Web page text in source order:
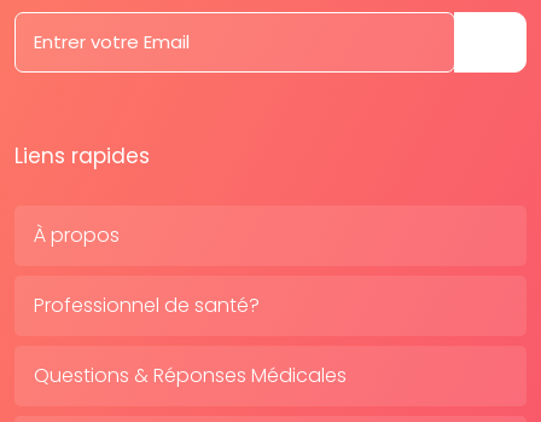
Liens rapides
À propos
Professionnel de santé?
Questions & Réponses Médicales